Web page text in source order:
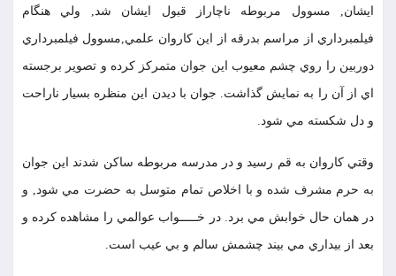
ايشان, مسوول مربوطه ناچاراز قبول ايشان شد, ولي هنگام
فيلمبرداري از مراسم بدرقه از اين كاروان علمي,مسوول فيلمبرداري
دوربين را روي چشم معيوب اين جوان متمركز كرده و تصوير برجسته
اي از آن را به نمايش گذاشت. جوان با ديدن اين منظره بسيار ناراحت
و دل شكسته مي شود.
وقتي كاروان به قم رسيد و در مدرسه مربوطه ساكن شدند اين جوان
به حرم مشرف شده و با اخلاص تمام متوسل به حضرت مي شود, و
در همان حال خوابش مي برد. در خـــــواب عوالمي را مشاهده كرده و
بعد از بيداري مي بيند چشمش سالم و بي عيب است.